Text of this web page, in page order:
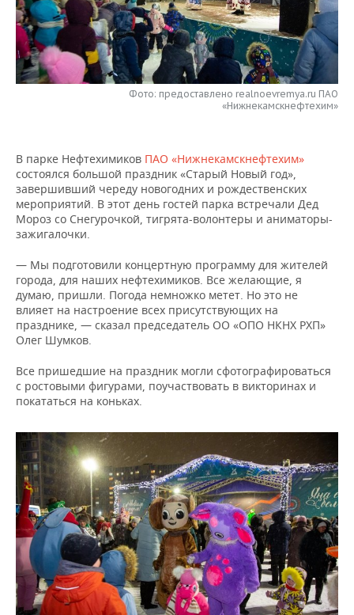
НЕФТЕХИМИЯ
НЕФТЬ
ОПК
РОЗНИЧНАЯ ТОРГОВЛЯ
ТРАНСПОРТ
НОВОСТИ ТЕХНОЛОГИЙ
IT
МЕРОПРИЯТИЯ
НОВОСТИ МЕРОПРИЯТИЙ
ВЫЕЗДНАЯ РЕДАКЦИЯ
ONLINE-КОНФЕРЕНЦИИ
ОТКРЫТАЯ ЛЕКЦИЯ
СПОРТ
НОВОСТИ СПОРТА
ХОККЕЙ
БАСКЕТБОЛ
КИБЕРСПОРТ
ФИГУРНОЕ КАТАНИЕ
ХОККЕЙ С МЯЧОМ
ВЛАСТЬ
ИНФРАСТРУКТУРА
КУЛЬТУРА
МЕДИЦИНА
ПРОИСШЕСТВИЯ
СЮЖЕТЫ
СПРАВОЧНИК
СПИСОК КОМПАНИЙ
Фото: предоставлено realnoevremya.ru ПАО
«Нижнекамскнефтехим»
В парке Нефтехимиков ПАО «Нижнекамскнефтехим»
состоялся большой праздник «Старый Новый год»,
завершивший череду новогодних и рождественских
мероприятий. В этот день гостей парка встречали Дед
Мороз со Снегурочкой, тигрята-волонтеры и аниматоры-
зажигалочки.
— Мы подготовили концертную программу для жителей
города, для наших нефтехимиков. Все желающие, я
думаю, пришли. Погода немножко метет. Но это не
влияет на настроение всех присутствующих на
празднике, — сказал председатель ОО «ОПО НКНХ РХП»
Олег Шумков.
Все пришедшие на праздник могли сфотографироваться
с ростовыми фигурами, поучаствовать в викторинах и
покататься на коньках.